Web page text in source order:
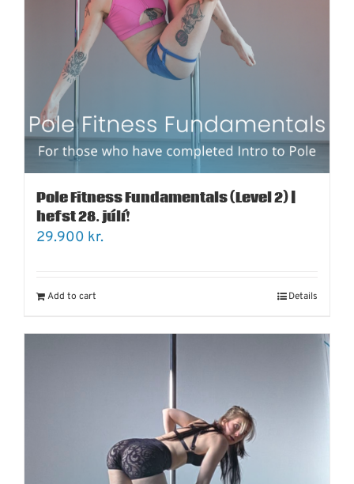
Pole Fitness Fundamentals (Level 2) |
hefst 28. júlí!
29.900 kr.
Add to cart Details